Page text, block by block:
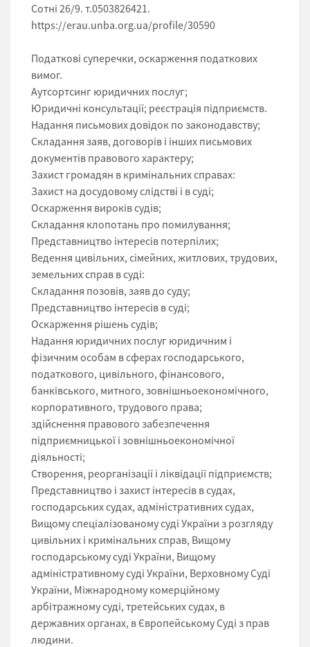
Сотні 26/9. т.0503826421.
https://erau.unba.org.ua/profile/30590
Податкові суперечки, оскарження податкових
вимог.
Аутсортсинг юридичних послуг;
Юридичні консультації; реєстрація підприємств.
Надання письмових довідок по законодавству;
Складання заяв, договорів і інших письмових
документів правового характеру;
Захист громадян в кримінальних справах:
Захист на досудовому слідстві і в суді;
Оскарження вироків судів;
Складання клопотань про помилування;
Представництво інтересів потерпілих;
Ведення цивільних, сімейних, житлових, трудових,
земельних справ в суді:
Складання позовів, заяв до суду;
Представництво інтересів в суді;
Оскарження рішень судів;
Надання юридичних послуг юридичним і
фізичним особам в сферах господарського,
податкового, цивільного, фінансового,
банківського, митного, зовнішньоекономічного,
корпоративного, трудового права;
здійснення правового забезпечення
підприємницької і зовнішньоекономічної
діяльності;
Створення, реорганізації і ліквідації підприємств;
Представництво і захист інтересів в судах,
господарських судах, адміністративних судах,
Вищому спеціалізованому суді України з розгляду
цивільних і кримінальних справ, Вищому
господарському суді України, Вищому
адміністративному суді України, Верховному Суді
України, Міжнародному комерційному
арбітражному суді, третейських судах, в
державних органах, в Європейському Суді з прав
людини.